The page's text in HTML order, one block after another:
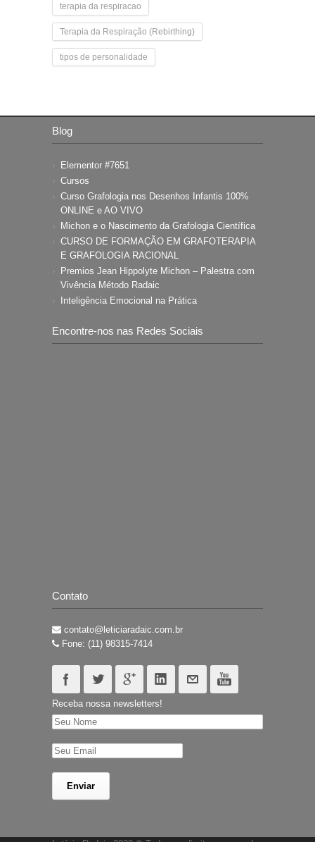
terapia da respiracao
Terapia da Respiração (Rebirthing)
tipos de personalidade
Blog
Elementor #7651
Cursos
Curso Grafologia nos Desenhos Infantis 100%
ONLINE e AO VIVO
Michon e o Nascimento da Grafologia Científica
CURSO DE FORMAÇÃO EM GRAFOTERAPIA
E GRAFOLOGIA RACIONAL
Premios Jean Hippolyte Michon – Palestra com
Vivência Método Radaic
Inteligência Emocional na Prática
Encontre-nos nas Redes Sociais
Contato
contato@leticiaradaic.com.br
Fone: (11) 98315-7414
Receba nossa newsletters!